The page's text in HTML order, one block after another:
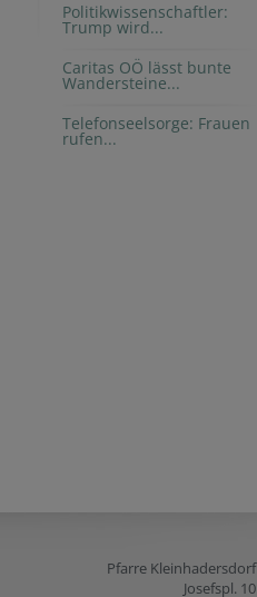
Politikwissenschaftler:
Trump wird...
Caritas OÖ lässt bunte
Wandersteine...
Telefonseelsorge: Frauen
rufen...
Pfarre Kleinhadersdorf
Josefspl. 10